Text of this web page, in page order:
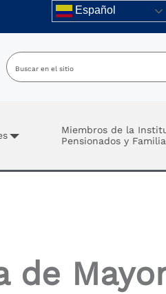
Español
Miembros de la
Pensionados y Familia
de